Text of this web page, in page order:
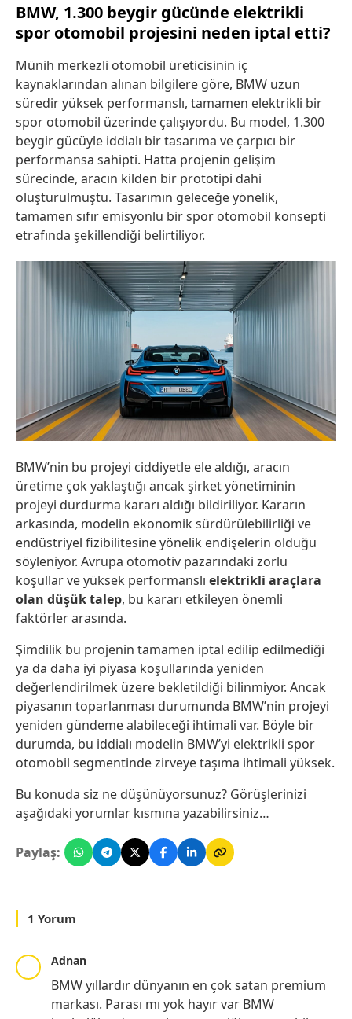
BMW, 1.300 beygir gücünde elektrikli
spor otomobil projesini neden iptal etti?
Münih merkezli otomobil üreticisinin iç
kaynaklarından alınan bilgilere göre, BMW uzun
süredir yüksek performanslı, tamamen elektrikli bir
spor otomobil üzerinde çalışıyordu. Bu model, 1.300
beygir gücüyle iddialı bir tasarıma ve çarpıcı bir
performansa sahipti. Hatta projenin gelişim
sürecinde, aracın kilden bir prototipi dahi
oluşturulmuştu. Tasarımın geleceğe yönelik,
tamamen sıfır emisyonlu bir spor otomobil konsepti
etrafında şekillendiği belirtiliyor.
BMW’nin bu projeyi ciddiyetle ele aldığı, aracın
üretime çok yaklaştığı ancak şirket yönetiminin
projeyi durdurma kararı aldığı bildiriliyor. Kararın
arkasında, modelin ekonomik sürdürülebilirliği ve
endüstriyel fizibilitesine yönelik endişelerin olduğu
söyleniyor. Avrupa otomotiv pazarındaki zorlu
koşullar ve yüksek performanslı elektrikli araçlara
olan düşük talep, bu kararı etkileyen önemli
faktörler arasında.
Şimdilik bu projenin tamamen iptal edilip edilmediği
ya da daha iyi piyasa koşullarında yeniden
değerlendirilmek üzere bekletildiği bilinmiyor. Ancak
piyasanın toparlanması durumunda BMW’nin projeyi
yeniden gündeme alabileceği ihtimali var. Böyle bir
durumda, bu iddialı modelin BMW’yi elektrikli spor
otomobil segmentinde zirveye taşıma ihtimali yüksek.
Bu konuda siz ne düşünüyorsunuz? Görüşlerinizi
aşağıdaki yorumlar kısmına yazabilirsiniz…
Paylaş:
1 Yorum
Adnan
BMW yıllardır dünyanın en çok satan premium
markası. Parası mı yok hayır var BMW